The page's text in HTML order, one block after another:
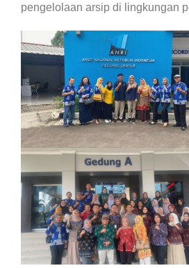
pengelolaan arsip di lingkungan